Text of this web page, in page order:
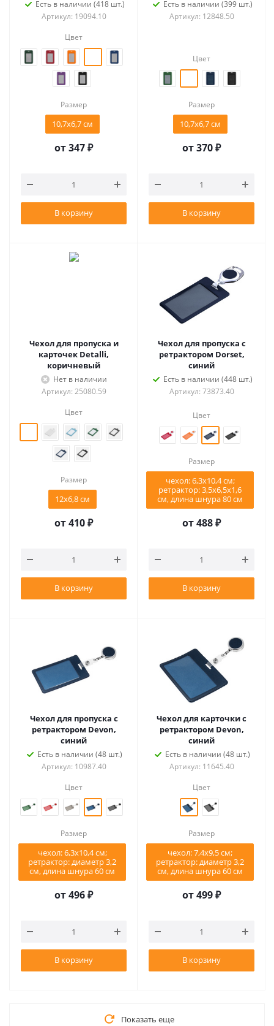
Есть в наличии (418 шт.)
Артикул: 19094.10
Цвет
Размер
10,7х6,7 см
от347 ₽
В корзину
Есть в наличии (399 шт.)
Артикул: 12848.50
Цвет
Размер
10,7х6,7 см
от370 ₽
В корзину
Чехол для пропуска и
карточек Detalli,
коричневый
Нет в наличии
Артикул: 25080.59
Цвет
Размер
12х6,8 см
от410 ₽
В корзину
Чехол для пропуска с
ретрактором Dorset,
синий
Есть в наличии (448 шт.)
Артикул: 73873.40
Цвет
Размер
чехол: 6,3х10,4 см;
ретрактор: 3,5х6,5х1,6
см, длина шнура 80 см
от488 ₽
В корзину
Чехол для пропуска с
ретрактором Devon,
синий
Есть в наличии (48 шт.)
Артикул: 10987.40
Цвет
Размер
чехол: 6,3х10,4 см;
ретрактор: диаметр 3,2
см, длина шнура 60 см
от496 ₽
В корзину
Чехол для карточки с
ретрактором Devon,
синий
Есть в наличии (48 шт.)
Артикул: 11645.40
Цвет
Размер
чехол: 7,4х9,5 см;
ретрактор: диаметр 3,2
см, длина шнура 60 см
от499 ₽
В корзину
Показать еще